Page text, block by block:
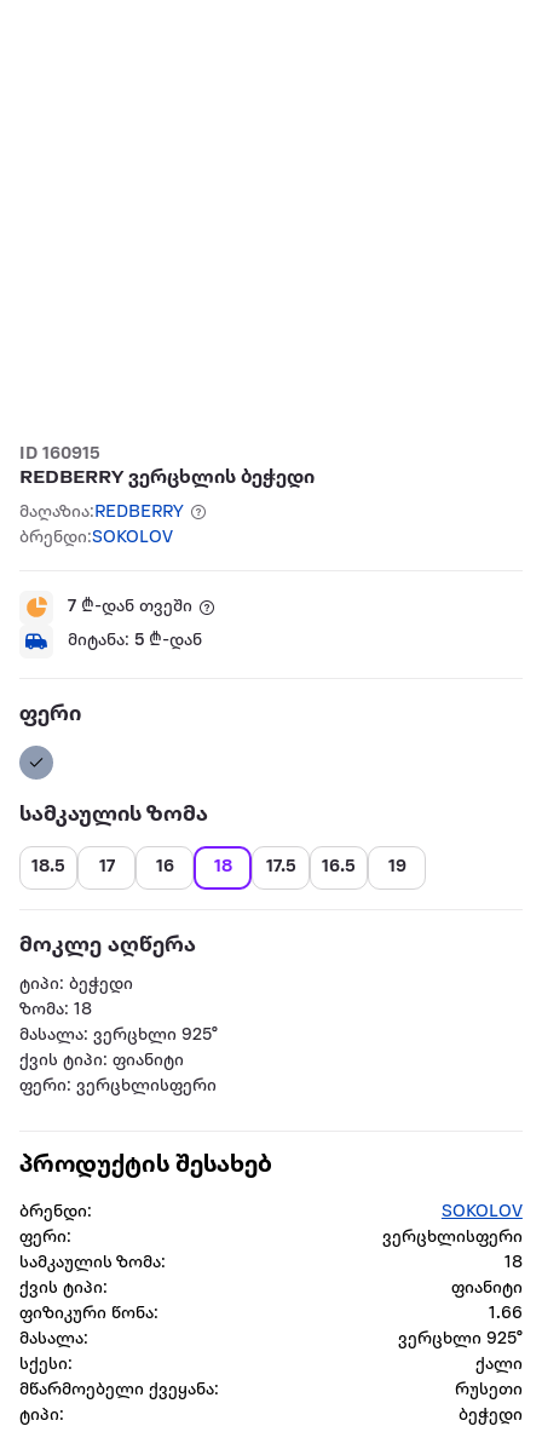
ID 160915
REDBERRY ვერცხლის ბეჭედი
მაღაზია: REDBERRY
ბრენდი:SOKOLOV
7 ₾-დან თვეში
მიტანა: 5 ₾-დან
ფერი
სამკაულის ზომა
18.5 17 16 18 17.5 16.5 19
მოკლე აღწერა
ტიპი: ბეჭედი
ზომა: 18
მასალა: ვერცხლი 925°
ქვის ტიპი: ფიანიტი
ფერი: ვერცხლისფერი
პროდუქტის შესახებ
ბრენდი:
SOKOLOV
ფერი:
ვერცხლისფერი
სამკაულის ზომა:
18
ქვის ტიპი:
ფიანიტი
ფიზიკური წონა:
1.66
მასალა:
ვერცხლი 925°
სქესი:
ქალი
მწარმოებელი ქვეყანა:
რუსეთი
ტიპი:
ბეჭედი